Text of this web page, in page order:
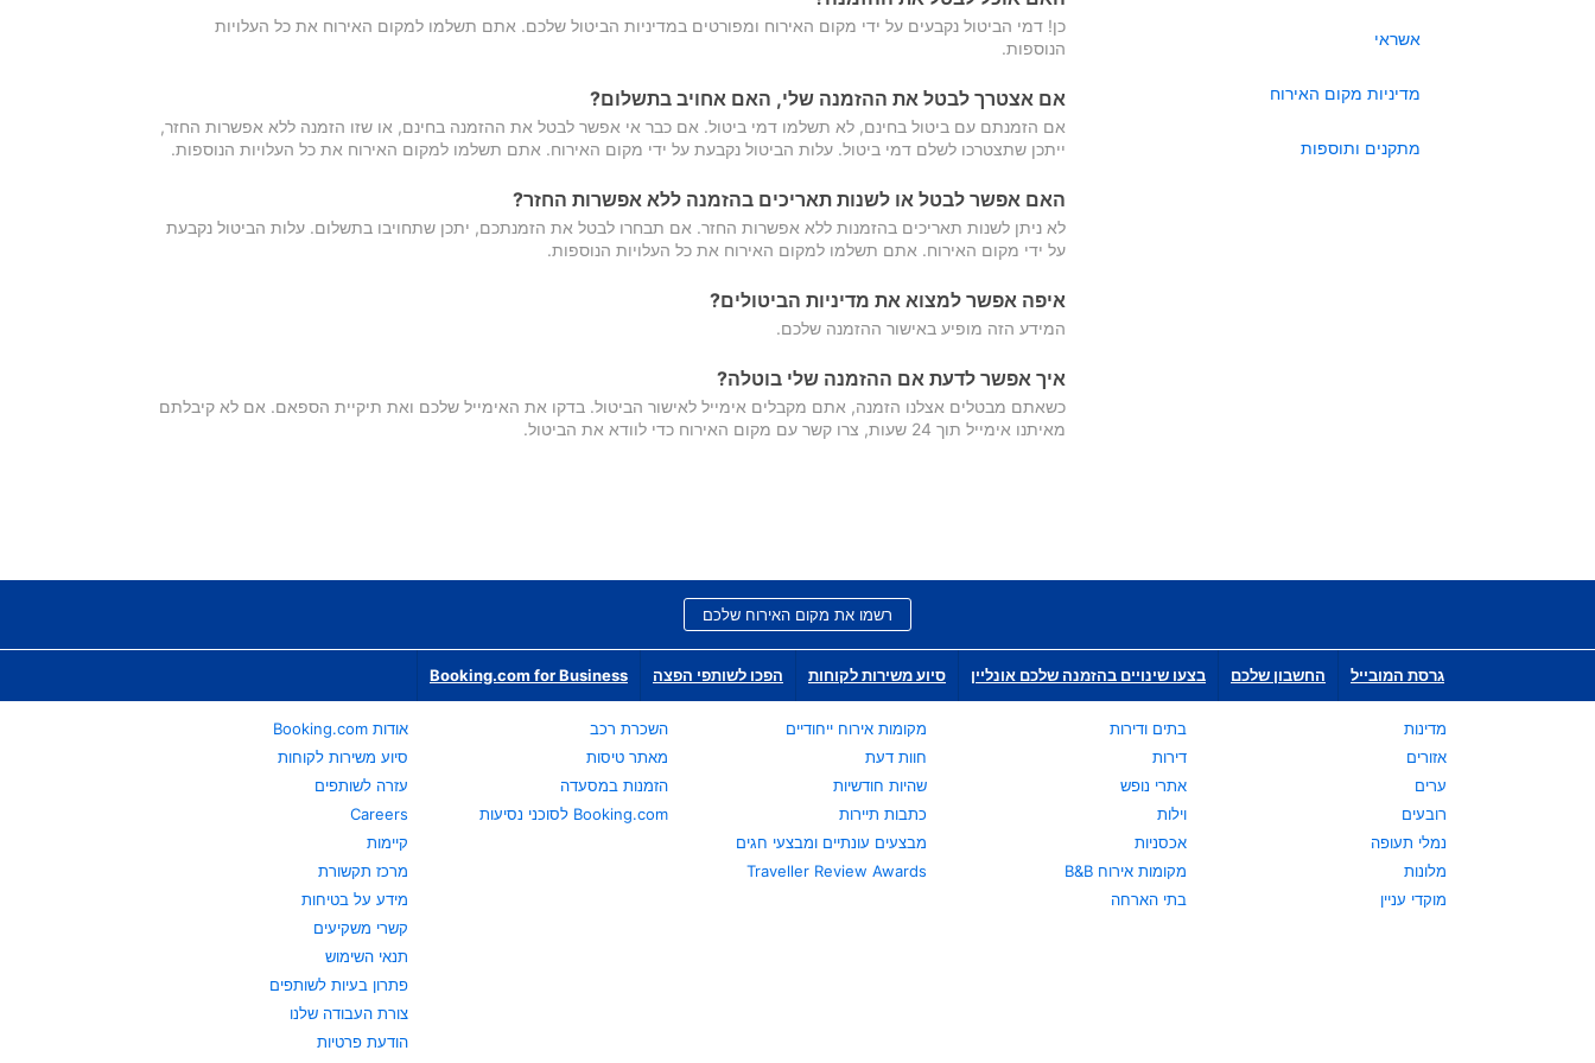
אשראי
מדיניות מקום האירוח
מתקנים ותוספות
כן! דמי הביטול נקבעים על ידי מקום האירוח ומפורטים במדיניות הביטול שלכם. אתם תשלמו למקום האירוח את כל העלויות
הנוספות.
אם אצטרך לבטל את ההזמנה שלי, האם אחויב בתשלום?
אם הזמנתם עם ביטול בחינם, לא תשלמו דמי ביטול. אם כבר אי אפשר לבטל את ההזמנה בחינם, או שזו הזמנה ללא אפשרות החזר,
ייתכן שתצטרכו לשלם דמי ביטול. עלות הביטול נקבעת על ידי מקום האירוח. אתם תשלמו למקום האירוח את כל העלויות הנוספות.
האם אפשר לבטל או לשנות תאריכים בהזמנה ללא אפשרות החזר?
לא ניתן לשנות תאריכים בהזמנות ללא אפשרות החזר. אם תבחרו לבטל את הזמנתכם, יתכן שתחויבו בתשלום. עלות הביטול נקבעת
על ידי מקום האירוח. אתם תשלמו למקום האירוח את כל העלויות הנוספות.
איפה אפשר למצוא את מדיניות הביטולים?
המידע הזה מופיע באישור ההזמנה שלכם.
איך אפשר לדעת אם ההזמנה שלי בוטלה?
כשאתם מבטלים אצלנו הזמנה, אתם מקבלים אימייל לאישור הביטול. בדקו את האימייל שלכם ואת תיקיית הספאם. אם לא קיבלתם
מאיתנו אימייל תוך 24 שעות, צרו קשר עם מקום האירוח כדי לוודא את הביטול.
רשמו את מקום האירוח שלכם
גרסת המובייל החשבון שלכם בצעו שינויים בהזמנה שלכם אונליין סיוע משירות לקוחות הפכו לשותפי הפצה Booking.com for Business
מדינות
אזורים
ערים
רובעים
נמלי תעופה
מלונות
מוקדי עניין
בתים ודירות
דירות
אתרי נופש
וילות
אכסניות
מקומות אירוח B&B
בתי הארחה
מקומות אירוח ייחודיים
חוות דעת
שהיות חודשיות
כתבות תיירות
מבצעים עונתיים ומבצעי חגים
Traveller Review Awards
השכרת רכב
מאתר טיסות
הזמנות במסעדה
Booking.com לסוכני נסיעות
אודות Booking.com
סיוע משירות לקוחות
עזרה לשותפים
Careers
קיימות
מרכז תקשורת
מידע על בטיחות
קשרי משקיעים
תנאי השימוש
פתרון בעיות לשותפים
צורת העבודה שלנו
הודעת פרטיות